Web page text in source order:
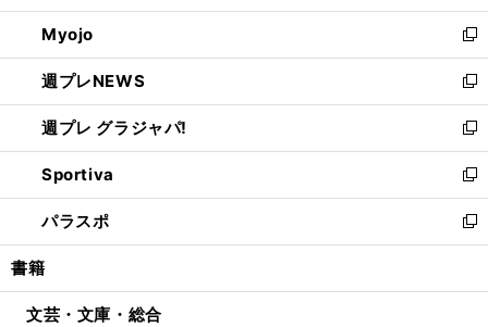
開
く
ウ
で
開
く
ン
ド
ウ
で
開
く
ウ
ィ
ン
ド
ウ
で
開
く
Myojo
新
し
い
ウ
ィ
ン
ド
ウ
で
開
週プレNEWS
新
し
い
ウ
ィ
ン
ド
ウ
開
週プレ グラジャパ!
新
し
い
ウ
ィ
ン
ウ
Sportiva
新
し
い
ウ
ン
パラスポ
新
し
ウ
書籍
文芸・文庫・総合